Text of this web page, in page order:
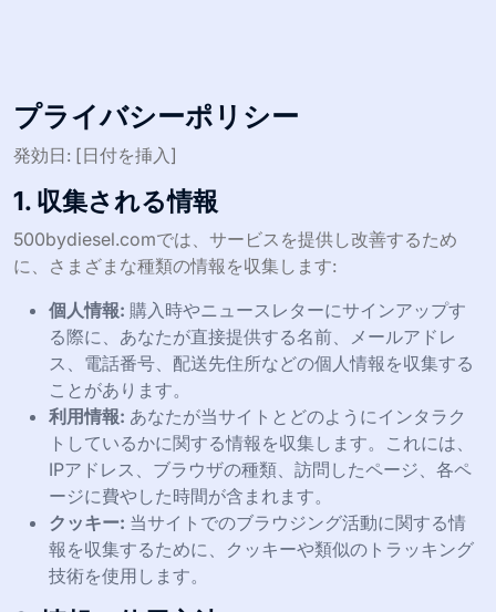
プライバシーポリシー
発効日: [日付を挿入]
1. 収集される情報
500bydiesel.comでは、サービスを提供し改善するため
に、さまざまな種類の情報を収集します:
個人情報: 購入時やニュースレターにサインアップす
る際に、あなたが直接提供する名前、メールアドレ
ス、電話番号、配送先住所などの個人情報を収集する
ことがあります。
利用情報: あなたが当サイトとどのようにインタラク
トしているかに関する情報を収集します。これには、
IPアドレス、ブラウザの種類、訪問したページ、各ペ
ージに費やした時間が含まれます。
クッキー: 当サイトでのブラウジング活動に関する情
報を収集するために、クッキーや類似のトラッキング
技術を使用します。